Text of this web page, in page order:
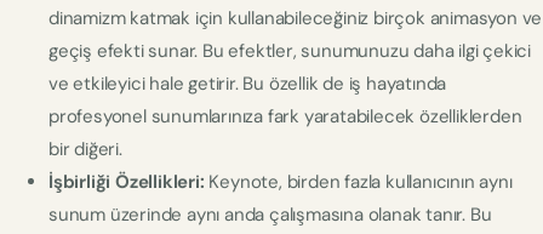
dinamizm katmak için kullanabileceğiniz birçok animasyon ve
geçiş efekti sunar. Bu efektler, sunumunuzu daha ilgi çekici
ve etkileyici hale getirir. Bu özellik de iş hayatında
profesyonel sunumlarınıza fark yaratabilecek özelliklerden
bir diğeri.
İşbirliği Özellikleri: Keynote, birden fazla kullanıcının aynı
sunum üzerinde aynı anda çalışmasına olanak tanır. Bu